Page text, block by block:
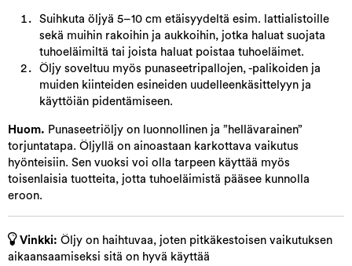
Suihkuta öljyä 5–10 cm etäisyydeltä esim. lattialistoille
sekä muihin rakoihin ja aukkoihin, jotka haluat suojata
tuhoeläimiltä tai joista haluat poistaa tuhoeläimet.
Öljy soveltuu myös punaseetripallojen, -palikoiden ja
muiden kiinteiden esineiden uudelleenkäsittelyyn ja
käyttöiän pidentämiseen.
Huom. Punaseetriöljy on luonnollinen ja ”hellävarainen”
torjuntatapa. Öljyllä on ainoastaan karkottava vaikutus
hyönteisiin. Sen vuoksi voi olla tarpeen käyttää myös
toisenlaisia tuotteita, jotta tuhoeläimistä pääsee kunnolla
eroon.
Vinkki: Öljy on haihtuvaa, joten pitkäkestoisen vaikutuksen
aikaansaamiseksi sitä on hyvä käyttää